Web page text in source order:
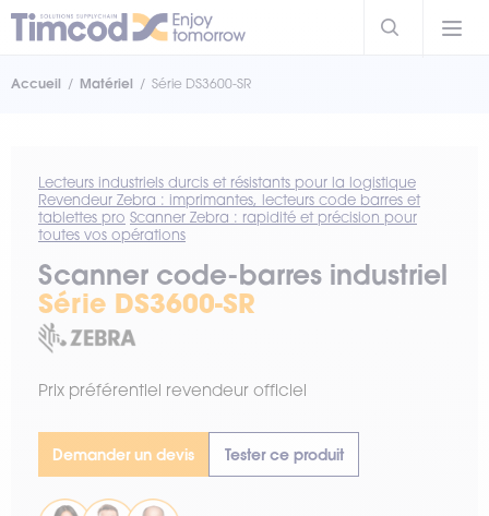
Accueil Matériel Série DS3600-SR
Lecteurs industriels durcis et résistants pour la logistique
Revendeur Zebra : imprimantes, lecteurs code barres et
tablettes pro Scanner Zebra : rapidité et précision pour
toutes vos opérations
Scanner code-barres industriel
Série DS3600-SR
Prix préférentiel revendeur officiel
Demander un devis Tester ce produit